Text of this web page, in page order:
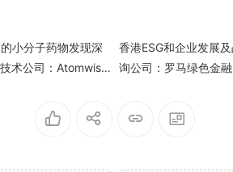
小分子药物发现深
术公司：Atomwise,
香港ESG和企业发展
询公司：罗马绿色金